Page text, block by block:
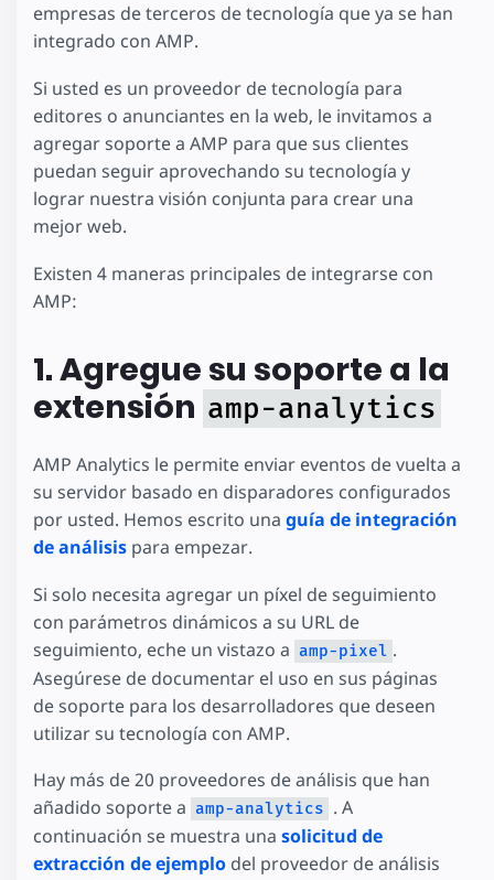
empresas de terceros de tecnología que ya se han
integrado con AMP.
Si usted es un proveedor de tecnología para
editores o anunciantes en la web, le invitamos a
agregar soporte a AMP para que sus clientes
puedan seguir aprovechando su tecnología y
lograr nuestra visión conjunta para crear una
mejor web.
Existen 4 maneras principales de integrarse con
AMP:
1. Agregue su soporte a la
extensión amp-analytics
AMP Analytics le permite enviar eventos de vuelta a
su servidor basado en disparadores configurados
por usted. Hemos escrito una guía de integración
de análisis para empezar.
Si solo necesita agregar un píxel de seguimiento
con parámetros dinámicos a su URL de
seguimiento, eche un vistazo a amp-pixel .
Asegúrese de documentar el uso en sus páginas
de soporte para los desarrolladores que deseen
utilizar su tecnología con AMP.
Hay más de 20 proveedores de análisis que han
añadido soporte a amp-analytics . A
continuación se muestra una solicitud de
extracción de ejemplo del proveedor de análisis